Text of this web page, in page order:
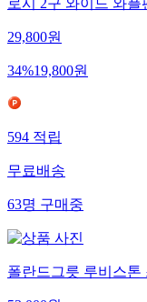
로시 2구 와이드 와
29,800원
34%19,800원
594적립
무료배송
63명구매중
폴란드그릇 루비스톤